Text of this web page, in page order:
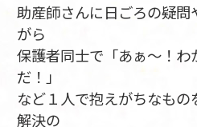
助産師さんに日ごろの疑
がら
保護者同士で「あぁ～！わ
だ！」
など１人で抱えがちなも
解決の